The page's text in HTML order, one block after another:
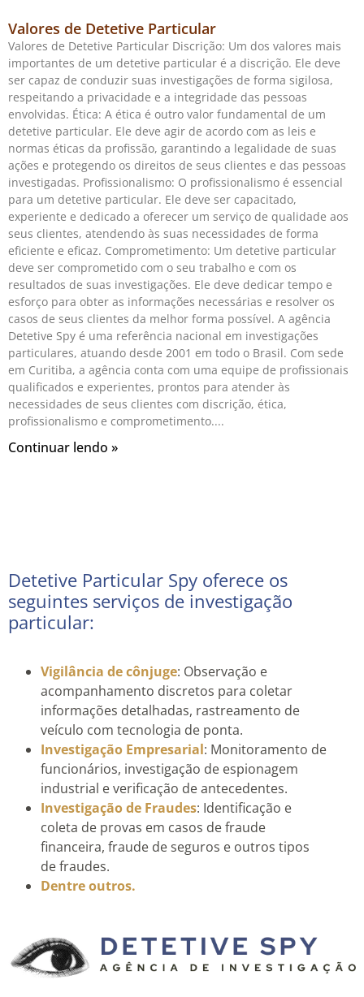
Valores de Detetive Particular
Valores de Detetive Particular Discrição: Um dos valores mais
importantes de um detetive particular é a discrição. Ele deve
ser capaz de conduzir suas investigações de forma sigilosa,
respeitando a privacidade e a integridade das pessoas
envolvidas. Ética: A ética é outro valor fundamental de um
detetive particular. Ele deve agir de acordo com as leis e
normas éticas da profissão, garantindo a legalidade de suas
ações e protegendo os direitos de seus clientes e das pessoas
investigadas. Profissionalismo: O profissionalismo é essencial
para um detetive particular. Ele deve ser capacitado,
experiente e dedicado a oferecer um serviço de qualidade aos
seus clientes, atendendo às suas necessidades de forma
eficiente e eficaz. Comprometimento: Um detetive particular
deve ser comprometido com o seu trabalho e com os
resultados de suas investigações. Ele deve dedicar tempo e
esforço para obter as informações necessárias e resolver os
casos de seus clientes da melhor forma possível. A agência
Detetive Spy é uma referência nacional em investigações
particulares, atuando desde 2001 em todo o Brasil. Com sede
em Curitiba, a agência conta com uma equipe de profissionais
qualificados e experientes, prontos para atender às
necessidades de seus clientes com discrição, ética,
profissionalismo e comprometimento.
Continuar lendo »
Detetive Particular Spy oferece os
seguintes serviços de investigação
particular:
Vigilância de cônjuge: Observação e
acompanhamento discretos para coletar
informações detalhadas, rastreamento de
veículo com tecnologia de ponta.
Investigação Empresarial: Monitoramento de
funcionários, investigação de espionagem
industrial e verificação de antecedentes.
Investigação de Fraudes: Identificação e
coleta de provas em casos de fraude
financeira, fraude de seguros e outros tipos
de fraudes.
Dentre outros.